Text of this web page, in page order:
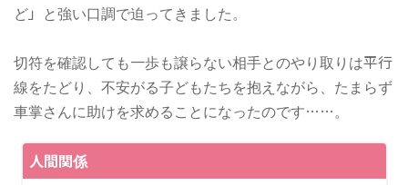
ど」と強い口調で迫ってきました。
切符を確認しても一歩も譲らない相手とのやり取りは平行
線をたどり、不安がる子どもたちを抱えながら、たまらず
車掌さんに助けを求めることになったのです……。
人間関係